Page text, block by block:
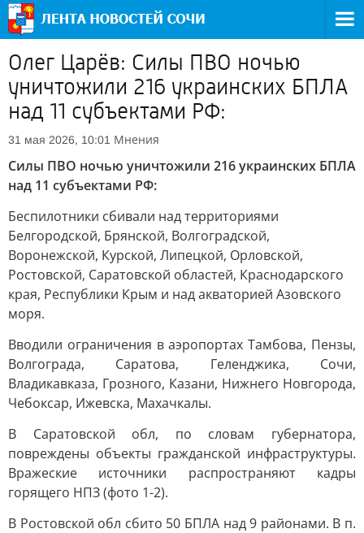
Олег Царёв: Силы ПВО ночью
уничтожили 216 украинских БПЛА
над 11 субъектами РФ:
31 мая 2026, 10:01 Мнения
Силы ПВО ночью уничтожили 216 украинских БПЛА
над 11 субъектами РФ:
Беспилотники сбивали над территориями
Белгородской, Брянской, Волгоградской,
Воронежской, Курской, Липецкой, Орловской,
Ростовской, Саратовской областей, Краснодарского
края, Республики Крым и над акваторией Азовского
моря.
Вводили ограничения в аэропортах Тамбова, Пензы,
Волгограда, Саратова, Геленджика, Сочи,
Владикавказа, Грозного, Казани, Нижнего Новгорода,
Чебоксар, Ижевска, Махачкалы.
В Саратовской обл, по словам губернатора,
повреждены объекты гражданской инфраструктуры.
Вражеские источники распространяют кадры
горящего НПЗ (фото 1-2).
В Ростовской обл сбито 50 БПЛА над 9 районами. В п.